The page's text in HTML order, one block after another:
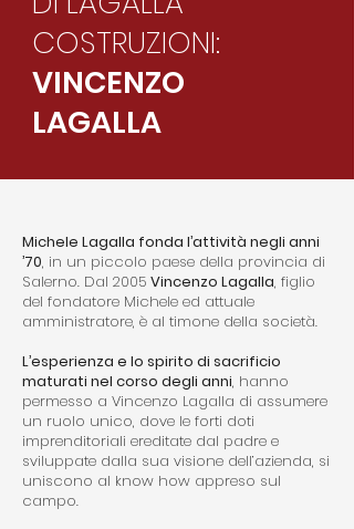
COSTRUZIONI:
VINCENZO
LAGALLA
Michele Lagalla fonda l’attività negli anni
’70, in un piccolo paese della provincia di
Salerno. Dal 2005 Vincenzo Lagalla, figlio
del fondatore Michele ed attuale
amministratore, è al timone della società.
L’esperienza e lo spirito di sacrificio
maturati nel corso degli anni, hanno
permesso a Vincenzo Lagalla di assumere
un ruolo unico, dove le forti doti
imprenditoriali ereditate dal padre e
sviluppate dalla sua visione dell’azienda, si
uniscono al know how appreso sul
campo.